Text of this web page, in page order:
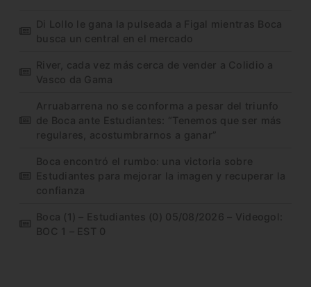
Di Lollo le gana la pulseada a Figal mientras Boca
busca un central en el mercado
River, cada vez más cerca de vender a Colidio a
Vasco da Gama
Arruabarrena no se conforma a pesar del triunfo
de Boca ante Estudiantes: “Tenemos que ser más
regulares, acostumbrarnos a ganar”
Boca encontró el rumbo: una victoria sobre
Estudiantes para mejorar la imagen y recuperar la
confianza
Boca (1) – Estudiantes (0) 05/08/2026 – Videogol:
BOC 1 – EST 0